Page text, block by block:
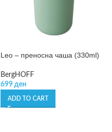
Leo – преносна чаша (330ml)
BergHOFF
699 ден
ADD TO CART